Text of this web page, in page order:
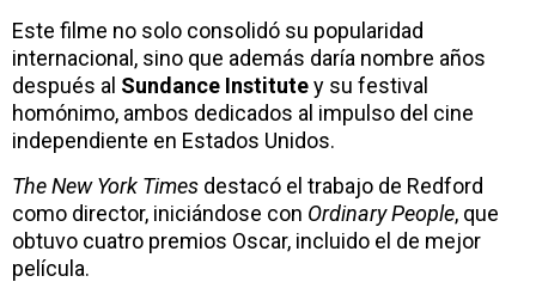
Este filme no solo consolidó su popularidad
internacional, sino que además daría nombre años
después al Sundance Institutey su festival
homónimo, ambos dedicados al impulso del cine
independiente en Estados Unidos.
The New York Times destacó el trabajo de Redford
como director, iniciándose con Ordinary People, que
obtuvo cuatro premios Oscar, incluido el de mejor
película.